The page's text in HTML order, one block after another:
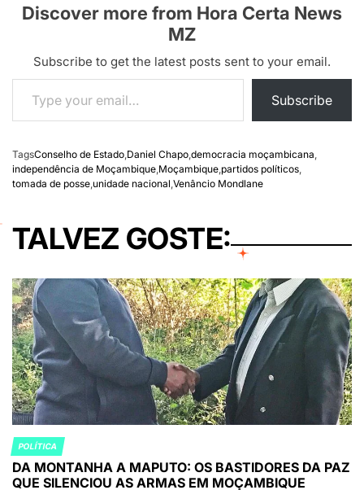
Discover more from Hora Certa News
MZ
Subscribe to get the latest posts sent to your email.
Type your email…
Subscribe
TagsConselho de Estado Daniel Chapo democracia moçambicana
independência de Moçambique Moçambique partidos políticos
tomada de posse unidade nacional Venâncio Mondlane
TALVEZ GOSTE:
POSTED
IN
POLÍTICA
DA MONTANHA A MAPUTO: OS BASTIDORES DA PAZ
QUE SILENCIOU AS ARMAS EM MOÇAMBIQUE